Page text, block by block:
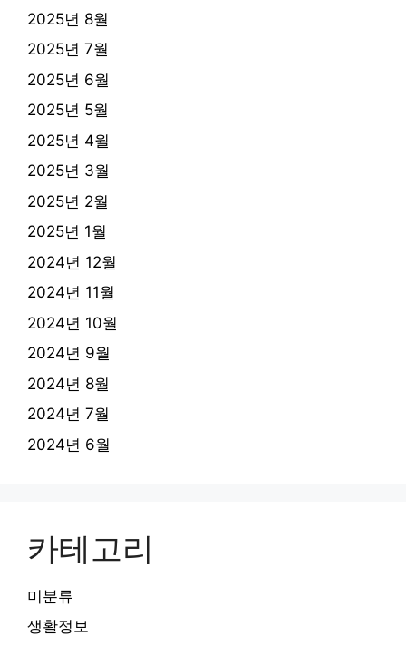
2025년 8월
2025년 7월
2025년 6월
2025년 5월
2025년 4월
2025년 3월
2025년 2월
2025년 1월
2024년 12월
2024년 11월
2024년 10월
2024년 9월
2024년 8월
2024년 7월
2024년 6월
카테고리
미분류
생활정보